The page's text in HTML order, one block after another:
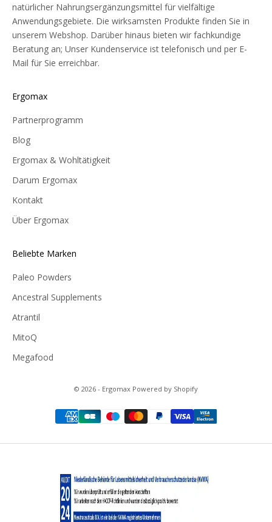
natürlicher Nahrungsergänzungsmittel für vielfältige
Anwendungsgebiete. Die wirksamsten Produkte finden Sie in
unserem Webshop. Darüber hinaus bieten wir fachkundige
Beratung an; Unser Kundenservice ist telefonisch und per E-
Mail für Sie erreichbar.
Ergomax
Partnerprogramm
Blog
Ergomax & Wohltätigkeit
Darum Ergomax
Kontakt
Über Ergomax
Beliebte Marken
Paleo Powders
Ancestral Supplements
Atrantil
MitoQ
Megafood
© 2026 - Ergomax Powered by Shopify